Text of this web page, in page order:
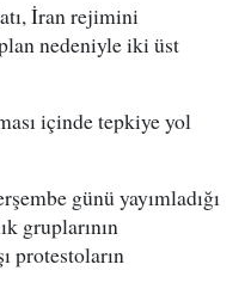
İran rejimini
nedeniyle iki üst
içinde tepkiye yol
günü yayımladığı
gruplarının
protestoların